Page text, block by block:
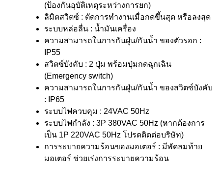
(ป้องกันอุบัติเหตุระหว่างการยก)
ลิมิตสวิตซ์ : ตัดการทำงานเมื่อกดขึ้นสุด หรือลงสุด
ระบบหล่อลื่น : น้ำมันเครื่อง
ความสามารถในการกันฝุ่น/กันน้ำ ของตัวรอก :
IP55
สวิตซ์บังคับ : 2 ปุ่ม พร้อมปุ่มกดฉุกเฉิน
(Emergency switch)
ความสามารถในการกันฝุ่น/กันน้ำ ของสวิตซ์บังคับ
: IP65
ระบบไฟควบคุม : 24VAC 50Hz
ระบบไฟกำลัง : 3P 380VAC 50Hz (หากต้องการ
เป็น 1P 220VAC 50Hz โปรดติดต่อบริษัท)
การระบายความร้อนของมอเตอร์ : มีพัดลมท้าย
มอเตอร์ ช่วยเร่งการระบายความร้อน